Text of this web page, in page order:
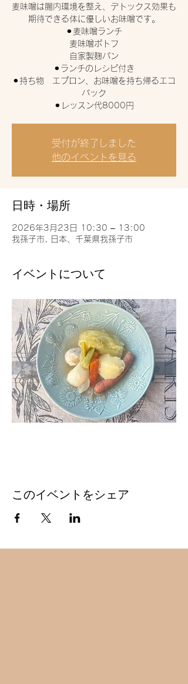
麦味噌は腸内環境を整え、デトックス効果も
期待できる体に優しいお味噌です。
⚫︎麦味噌ランチ
麦味噌ポトフ
自家製麹パン
⚫︎ランチのレシピ付き
⚫︎持ち物 エプロン、お味噌を持ち帰るエコ
バック
受付が終了しました
他のイベントを見る
日時・場所
2026年3月23日 10:30 – 13:00
我孫子市, 日本、千葉県我孫子市
イベントについて
このイベントをシェア